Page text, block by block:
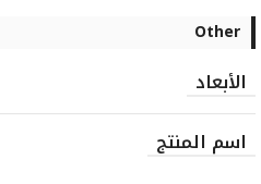
Other
الأبعاد
اسم المنتج